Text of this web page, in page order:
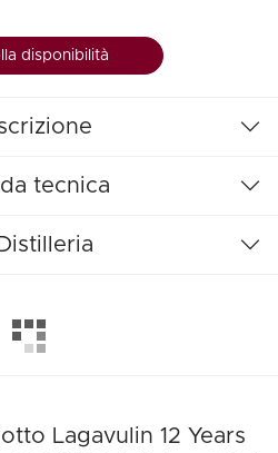
disponibilità
tecnica
Lagavulin 12 Years